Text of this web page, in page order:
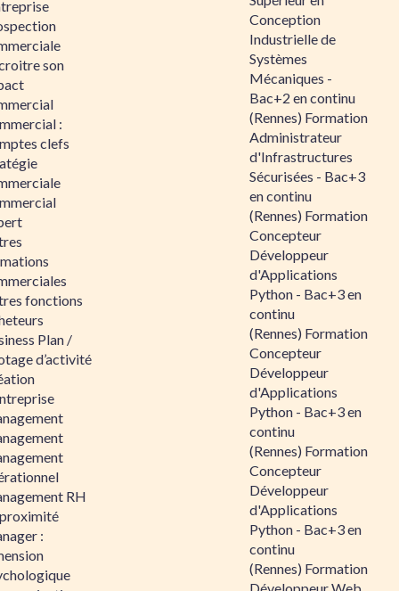
son
:
clefs
fonctions
Plan /
d’activité
RH
:
Conception
Industrielle de
Systèmes
Mécaniques -
Bac+2 en continu
(Rennes) Formation
Administrateur
d'Infrastructures
Sécurisées - Bac+3
en continu
(Rennes) Formation
Concepteur
Développeur
d'Applications
Python - Bac+3 en
continu
(Rennes) Formation
Concepteur
Développeur
d'Applications
Python - Bac+3 en
continu
(Rennes) Formation
Concepteur
Développeur
d'Applications
Python - Bac+3 en
continu
(Rennes) Formation